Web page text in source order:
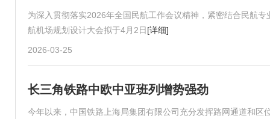
为深入贯彻落实2026年全国民航工作会议精神，紧密结合民航
航机场规划设计大会拟于4月2日 [详细]
2026-03-25
长三角铁路中欧中亚班列增势强劲
今年以来，中国铁路上海局集团有限公司充分发挥路网通道和